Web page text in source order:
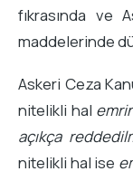
fıkrasında ve
maddelerinde
Askeri Ceza
nitelikli hal
açıkça
nitelikli hal ise